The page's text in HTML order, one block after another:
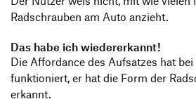
Radschrauben am Auto anzieht.
Das habe ich wiedererkannt!
Die Affordance des Aufsatzes hat
funktioniert, er hat die Form der
erkannt.